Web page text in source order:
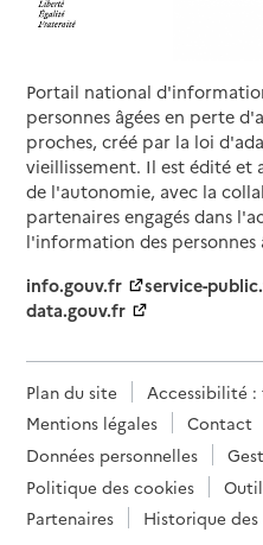
Portail national
personnes âgées en perte
proches, créé par la loi
vieillissement. Il est édité et
de l'autonomie, avec la
partenaires engagés dans
l'information des personnes
info.gouv.fr
service-
data.gouv.fr
Plan du site
Accessibilité
Mentions légales
Contact
Données personnelles
Politique des cookies
Partenaires
Historique